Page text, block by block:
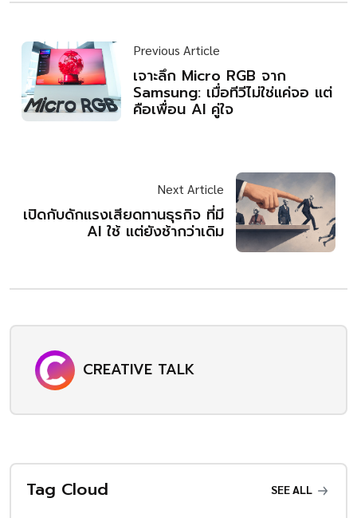
Previous Article
เจาะลึก Micro RGB จาก
Samsung: เมื่อทีวีไม่ใช่แค่จอ แต่
คือเพื่อน AI คู่ใจ
Next Article
เปิดกับดักแรงเสียดทานธุรกิจ ที่มี
AI ใช้ แต่ยังช้ากว่าเดิม
CREATIVE TALK
Tag Cloud SEE ALL